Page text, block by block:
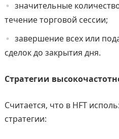
значительные
течение торговой сессии;
завершение всех или
сделок до закрытия дня.
Стратегии
Считается, что в HFT
стратегии: